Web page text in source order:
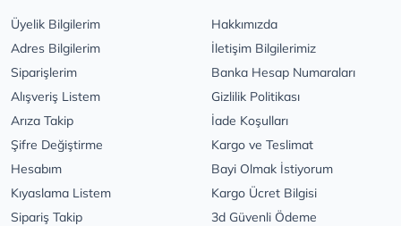
Üyelik Bilgilerim
Adres Bilgilerim
Siparişlerim
Alışveriş Listem
Arıza Takip
Şifre Değiştirme
Hesabım
Kıyaslama Listem
Sipariş Takip
Hakkımızda
İletişim Bilgilerimiz
Banka Hesap Numaraları
Gizlilik Politikası
İade Koşulları
Kargo ve Teslimat
Bayi Olmak İstiyorum
Kargo Ücret Bilgisi
3d Güvenli Ödeme